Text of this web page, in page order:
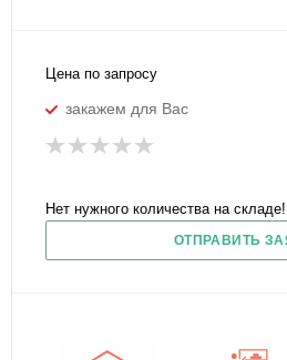
Цена по запросу
закажем для Вас
Нет нужного количества на складе!
ОТПРАВИТЬ